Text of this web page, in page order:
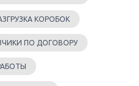
КОРОБОК
ПО ДОГОВОРУ